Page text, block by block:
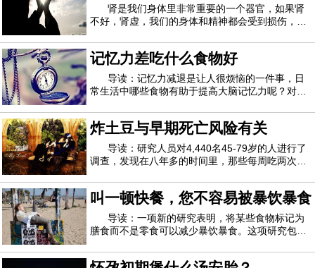
肾是我们身体里非常重要的一个器官，如果肾
不好，肾虚，我们的身体和精神都会受到损伤，那
吧。强肾食物有哪些1、强肾食物有哪些之鹌鹑肉
鹌鹑肉不仅酥嫩美味，而且营养丰富。鹌鹑肉和鹌
鹑蛋含有多种人体必需氨基酸、无机盐等。具有
记忆力差吃什么食物好
导读：记忆力减退是让人很烦恼的一件事，日
常生活中哪些食物有助于提高大脑记忆力呢？对于
情，记忆力没有得到锻炼导致记忆力衰退，像上学
的时候由于需要背诵的课文比较多，记忆力经常得
到锻炼就没有什么感觉。记忆力不好会影响工
炸土豆与早期死亡风险有关
导读：研究人员对4,440名45-79岁的人进行了
调查，发现在八年多的时间里，那些每周吃两次或
片）的人，其早死的风险是不吃饭的人的两倍。
《美国临床营养学杂志》上的研究并未证明吃炸土
豆与早逝之间有直接联系，但“我们相信富含反式
叫一顿快餐，您不容易被暴饮暴食
导读：一项新的研究表明，将某些食物标记为
膳食而不是零食可以减少暴饮暴食。这项研究包括
（用塑料叉子从塑料锅里站起来吃），要么是一餐